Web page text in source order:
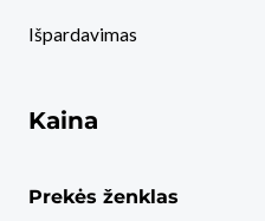
Išpardavimas
Kaina
Prekės ženklas